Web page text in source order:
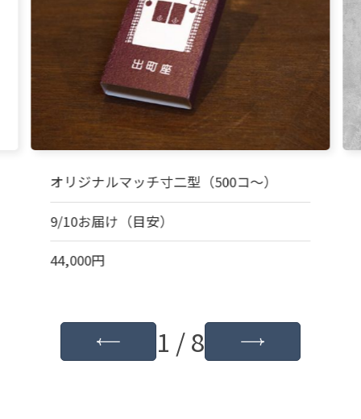
オリジナルマッチ寸二型（500コ～）
9/10お届け（目安）
44,000円
1 / 8